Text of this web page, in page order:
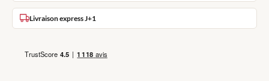
Livraison express J+1